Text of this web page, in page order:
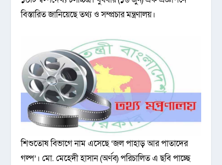
বিস্তারিত জানিয়েছে তথ্য ও সম্প্রচার মন্ত্রণালয়।
শিশুতোষ বিভাগে নাম এসেছে ‘জল পাহাড় আর পাতাদের
গল্প’। মো. মেহেদী হাসান (অর্ণব) পরিচালিত এ ছবি পাচ্ছে